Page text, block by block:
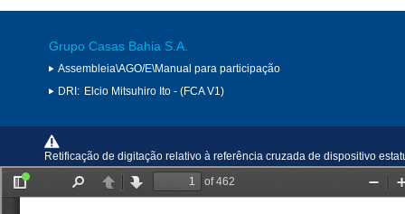
Grupo Casas Bahia S.A.
Assembleia\AGO/E\Manual para participação
DRI: Elcio Mitsuhiro Ito - (FCA V1)
Retificação de digitação relativo à referência cruzada de dispositivo